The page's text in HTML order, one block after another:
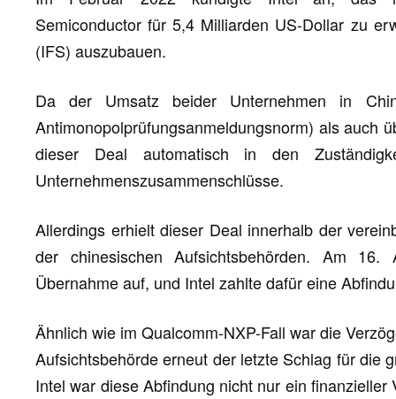
Semiconductor für 5,4 Milliarden US-Dollar zu
(IFS) auszubauen.
Da der Umsatz beider Unternehmen in
Antimonopolprüfungsanmeldungsnorm) als auch
dieser Deal automatisch in den
Unternehmenszusammenschlüsse.
Allerdings erhielt dieser Deal innerhalb der
der chinesischen Aufsichtsbehörden. Am
Übernahme auf, und Intel zahlte dafür eine
Ähnlich wie im Qualcomm-NXP-Fall war die
Aufsichtsbehörde erneut der letzte Schlag für die
Intel war diese Abfindung nicht nur ein